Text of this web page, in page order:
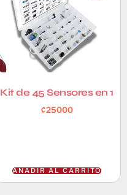
Kit de 45 Sensores en 1
₡25000
AÑADIR AL CARRITO